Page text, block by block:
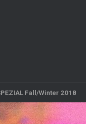
Fall/Winter 2018